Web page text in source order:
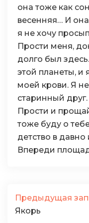
она тоже как
весенняя… И
я не хочу
Прости меня,
долго был
этой планеты, и
моей крови. Я
старинный
Прости и
тоже буду о
детство в
Впереди
Предыдущая
Якорь